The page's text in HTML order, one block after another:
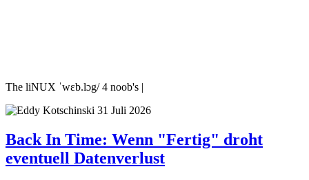
The liNUX ˈwɛb.lɔg/ 4 noob's |
31 Juli 2026
Back In Time: Wenn "Fertig" droht
eventuell Datenverlust